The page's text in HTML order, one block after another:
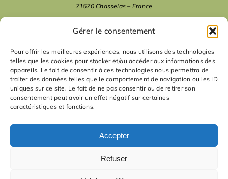
Gérer le consentement
Pour offrir les meilleures expériences, nous utilisons des technologies
telles que les cookies pour stocker et/ou accéder aux informations des
appareils. Le fait de consentir à ces technologies nous permettra de
traiter des données telles que le comportement de navigation ou les ID
uniques sur ce site. Le fait de ne pas consentir ou de retirer son
consentement peut avoir un effet négatif sur certaines
caractéristiques et fonctions.
Accepter
Refuser
71570 Chasselas – France
mentions légales
nous suivre
nous contacter